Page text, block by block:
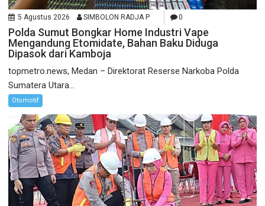
5 Agustus 2026 SIMBOLON RADJA P 0
Polda Sumut Bongkar Home Industri Vape
Mengandung Etomidate, Bahan Baku Diduga
Dipasok dari Kamboja
topmetro.news, Medan – Direktorat Reserse Narkoba Polda
Sumatera Utara...
Otomotif